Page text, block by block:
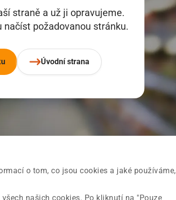
o tom, co jsou cookies a jaké používáme,
našich cookies. Po kliknutí na "Pouze
straně a už ji opravujeme.
požadovanou stránku.
Úvodní strana